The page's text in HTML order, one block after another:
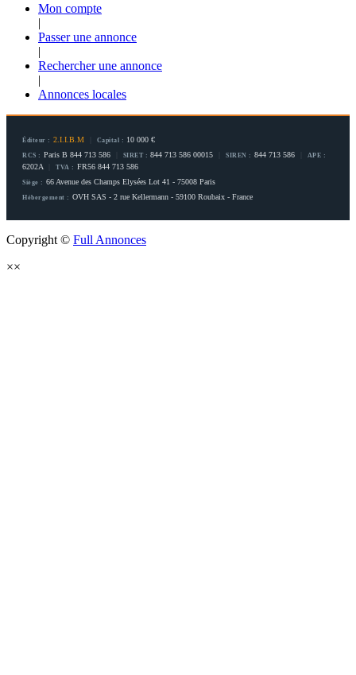
Mon compte
|
Passer une annonce
|
Rechercher une annonce
|
Annonces locales
Éditeur : 2.I.I.B.M Capital : 10 000 €
RCS : Paris B 844 713 586 SIRET : 844 713 586 00015 SIREN : 844 713 586 APE :
6202A TVA : FR56 844 713 586
Siège : 66 Avenue des Champs Elysées Lot 41 - 75008 Paris
Hébergement : OVH SAS - 2 rue Kellermann - 59100 Roubaix - France
Copyright © Full Annonces
××